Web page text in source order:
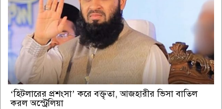
‘হিটলারের প্রশংসা’ করে বক্তৃতা, আজহারীর ভিসা বাতিল
করল অস্ট্রেলিয়া